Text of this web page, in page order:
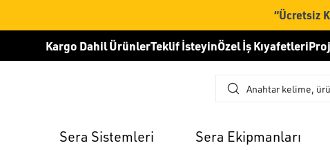
“Ücretsiz
Kargo Dahil ÜrünlerTeklif İsteyinÖzel İş Kıyafetleri
Sera Sistemleri Sera Ekipmanları